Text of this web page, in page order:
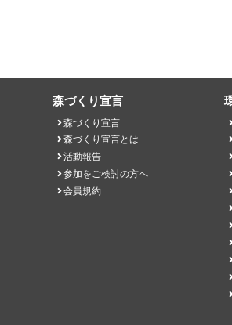
森づくり宣言
森づくり宣言
森づくり宣言とは
活動報告
参加をご検討の方へ
会員規約